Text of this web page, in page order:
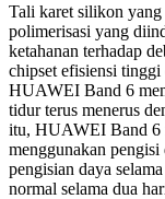
Tali karet silikon
polimerisasi yang
ketahanan terhadap
chipset efisiensi tinggi
HUAWEI Band 6
tidur terus menerus
itu, HUAWEI Band 6
menggunakan
pengisian daya
normal selama dua